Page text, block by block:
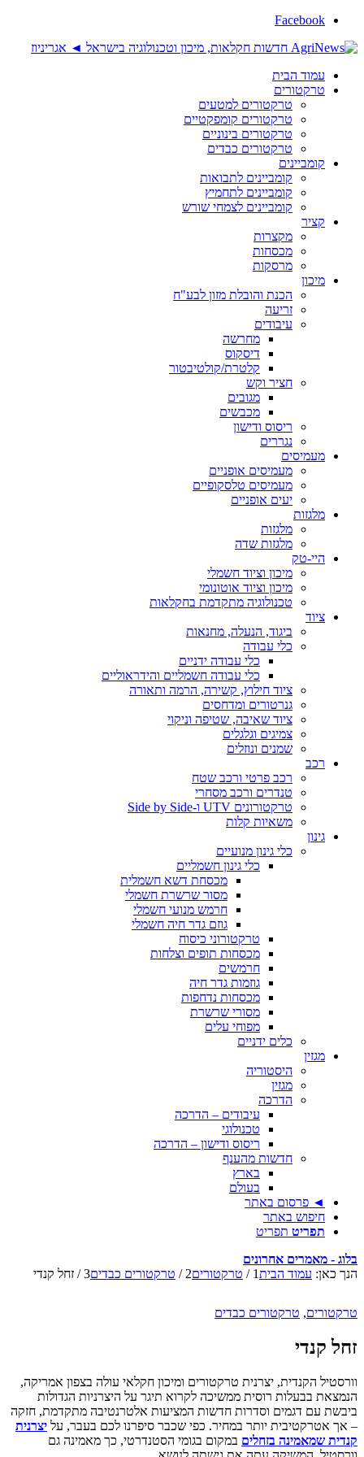
Facebook
עמוד הבית
טרקטורים
טרקטורים למטעים
טרקטורים קומפקטיים
טרקטורים בינוניים
טרקטורים כבדים
קומביינים
קומביינים לתבואות
קומביינים לתחמיץ
קומביינים לצמחי שורש
קציר
מקצרות
מכסחות
מרסקות
מיכון
הכנת והובלת מזון לבע"ח
זריעה
עיבודים
מחרשה
דיסקוס
קלטרת/קולטיבטור
חציר וקש
מגובים
מכבשים
ריסוס ודישון
נגררים
מעמיסים
מעמיסים אופניים
מעמיסים טלסקופיים
יעים אופניים
מלגזות
מלגזות
מלגזות שדה
היי-טק
מיכון וציוד חשמלי
מיכון וציוד אוטונומי
טכנולוגיה מתקדמת בחקלאות
ציוד
ביגוד, הנעלה, מחנאות
כלי עבודה
כלי עבודה ידניים
כלי עבודה חשמליים והידראוליים
ציוד חילוץ, קשירה, הרמה ותאורה
גנרטורים ומדחסים
ציוד שאיבה, שטיפה וניקוי
צמיגים וגלגלים
שמנים ונוזלים
רכב
רכב פרטי ורכב שטח
טנדרים ורכב מסחרי
טרקטורונים UTV ו-Side by Side
משאיות קלות
גינון
כלי גינון מנועיים
כלי גינון חשמליים
מכסחת דשא חשמלית
מסור שרשרת חשמלי
חרמש מנועי חשמלי
גוזם גדר חיה חשמלי
טרקטורוני כיסוח
מכסחות תופים וצלחות
חרמשים
גוזמות גדר חיה
מכסחות נדחפות
מסורי שרשרת
מפוחי עלים
כלים ידניים
מגזין
היסטוריה
מגזין
הדרכה
עיבודים – הדרכה
טכנולוגי
ריסוס ודישון – הדרכה
חדשות מהענף
בארץ
בעולם
◄ פרסום באתר
חיפוש באתר
תפריט תפריט
בלוג - מאמרים אחרונים
הנך כאן: עמוד הבית1
/ טרקטורים2
/ טרקטורים כבדים3
/ זחל קנדי
טרקטורים, טרקטורים כבדים
זחל קנדי
וורסטיל הקנדית, יצרנית טרקטורים ומיכון חקלאי עולה בצפון אמריקה,
הנמצאת בבעלות רוסית ממשיכה לקרוא תיגר על היצרניות הגדולות
ביבשת עם דגמים וסדרות חדשות המציעות אלטרנטיבה מתקדמת, חזקה
– אך אטרקטיבית יותר במחיר. כפי שכבר סיפרנו לכם בעבר, על יצרנית
קנדית שמאמינה בזחלים במקום בגומי הסטנדרטי, כך מאמינה גם